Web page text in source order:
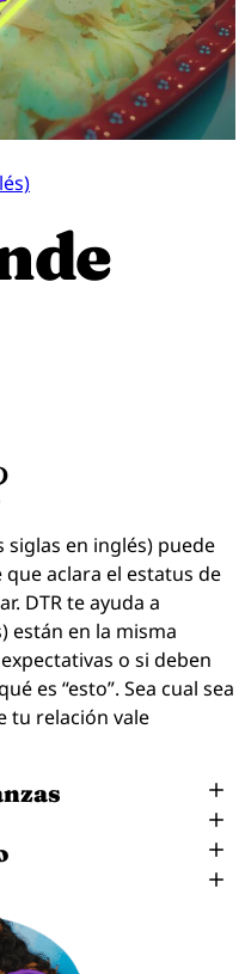
siglas en inglés) puede
aclara el estatus de
DTR te ayuda a
están en la misma
o si deben
es “esto”. Sea cual sea
tu relación vale
y el drama en
tus límites y
es tu posición, es más
y preocuparte
lo que está
están
casual? ¿Algo
y exclusivo? O tal vez
en este momento.
más seguro
por el estatus de tu
podrían decidir
una relación sin definir
chequear las